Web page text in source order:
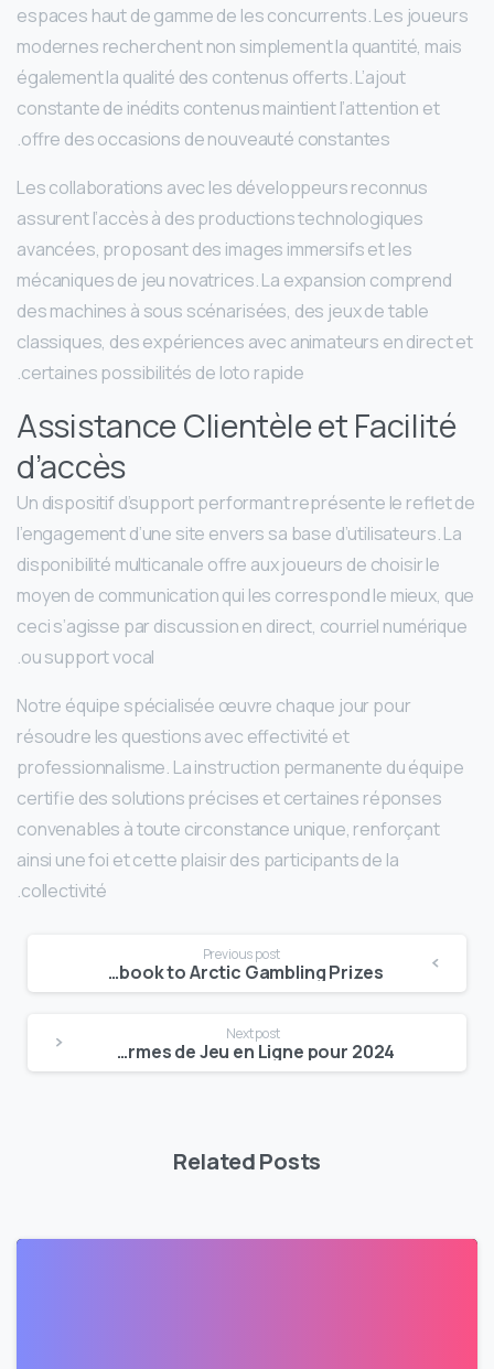
espaces haut de gamme de les concurrents. Les joueurs
modernes recherchent non simplement la quantité, mais
également la qualité des contenus offerts. L’ajout
constante de inédits contenus maintient l’attention et
offre des occasions de nouveauté constantes.
Les collaborations avec les développeurs reconnus
assurent l’accès à des productions technologiques
avancées, proposant des images immersifs et les
mécaniques de jeu novatrices. La expansion comprend
des machines à sous scénarisées, des jeux de table
classiques, des expériences avec animateurs en direct et
certaines possibilités de loto rapide.
Assistance Clientèle et Facilité
d’accès
Un dispositif d’support performant représente le reflet de
l’engagement d’une site envers sa base d’utilisateurs. La
disponibilité multicanale offre aux joueurs de choisir le
moyen de communication qui les correspond le mieux, que
ceci s’agisse par discussion en direct, courriel numérique
ou support vocal.
Notre équipe spécialisée œuvre chaque jour pour
résoudre les questions avec effectivité et
professionnalisme. La instruction permanente du équipe
certifie des solutions précises et certaines réponses
convenables à toute circonstance unique, renforçant
ainsi une foi et cette plaisir des participants de la
collectivité.
Reading
Previous post
Frozen Lake Fishing Game: The Full Strategy Handbook to Arctic Gambling Prizes
Next post
Guide Détaillé des Plateformes de Jeu en Ligne pour 2024
Related Posts